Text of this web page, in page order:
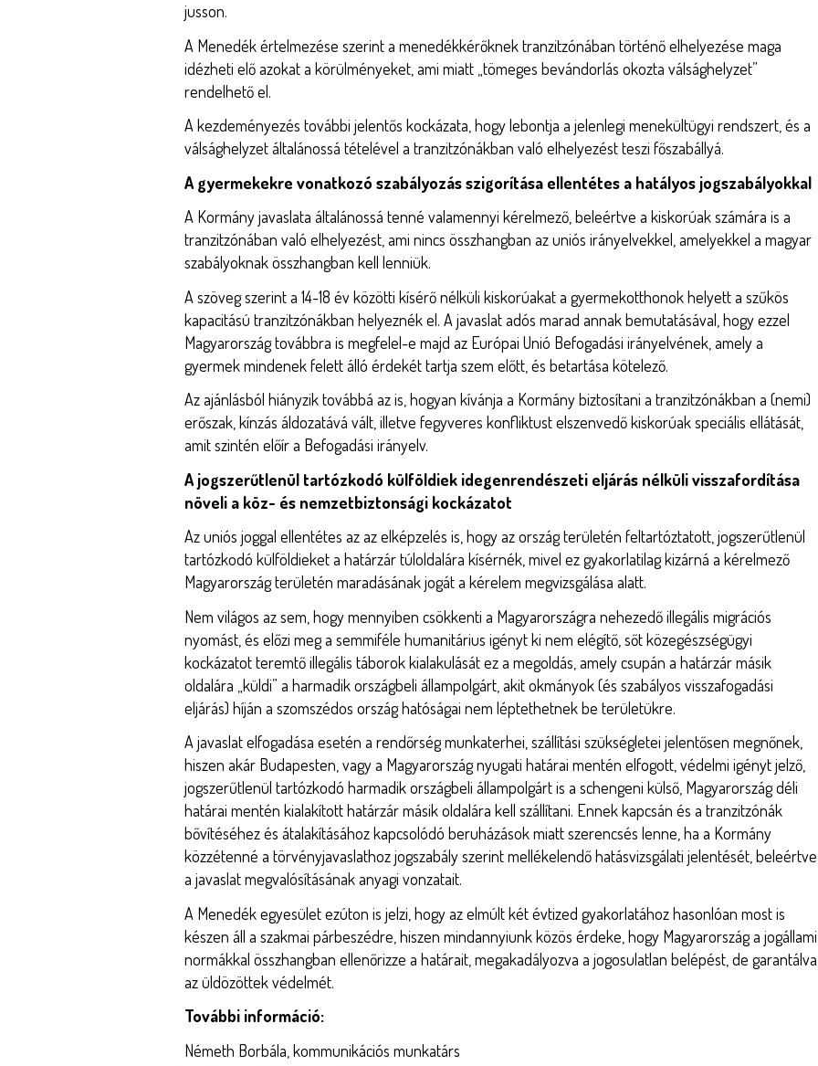
jusson.
A Menedék értelmezése szerint a menedékkérőknek tranzitzónában történő elhelyezése maga
idézheti elő azokat a körülményeket, ami miatt „tömeges bevándorlás okozta válsághelyzet”
rendelhető el.
A kezdeményezés további jelentős kockázata, hogy lebontja a jelenlegi menekültügyi rendszert, és a
válsághelyzet általánossá tételével a tranzitzónákban való elhelyezést teszi főszabállyá.
A gyermekekre vonatkozó szabályozás szigorítása ellentétes a hatályos jogszabályokkal
A Kormány javaslata általánossá tenné valamennyi kérelmező, beleértve a kiskorúak számára is a
tranzitzónában való elhelyezést, ami nincs összhangban az uniós irányelvekkel, amelyekkel a magyar
szabályoknak összhangban kell lenniük.
A szöveg szerint a 14-18 év közötti kísérő nélküli kiskorúakat a gyermekotthonok helyett a szűkös
kapacitású tranzitzónákban helyeznék el. A javaslat adós marad annak bemutatásával, hogy ezzel
Magyarország továbbra is megfelel-e majd az Európai Unió Befogadási irányelvének, amely a
gyermek mindenek felett álló érdekét tartja szem előtt, és betartása kötelező.
Az ajánlásból hiányzik továbbá az is, hogyan kívánja a Kormány biztosítani a tranzitzónákban a (nemi)
erőszak, kínzás áldozatává vált, illetve fegyveres konfliktust elszenvedő kiskorúak speciális ellátását,
amit szintén előír a Befogadási irányelv.
A jogszerűtlenül tartózkodó külföldiek idegenrendészeti eljárás nélküli visszafordítása
növeli a köz- és nemzetbiztonsági kockázatot
Az uniós joggal ellentétes az az elképzelés is, hogy az ország területén feltartóztatott, jogszerűtlenül
tartózkodó külföldieket a határzár túloldalára kísérnék, mivel ez gyakorlatilag kizárná a kérelmező
Magyarország területén maradásának jogát a kérelem megvizsgálása alatt.
Nem világos az sem, hogy mennyiben csökkenti a Magyarországra nehezedő illegális migrációs
nyomást, és előzi meg a semmiféle humanitárius igényt ki nem elégítő, sőt közegészségügyi
kockázatot teremtő illegális táborok kialakulását ez a megoldás, amely csupán a határzár másik
oldalára „küldi” a harmadik országbeli állampolgárt, akit okmányok (és szabályos visszafogadási
eljárás) híján a szomszédos ország hatóságai nem léptethetnek be területükre.
A javaslat elfogadása esetén a rendőrség munkaterhei, szállítási szükségletei jelentősen megnőnek,
hiszen akár Budapesten, vagy a Magyarország nyugati határai mentén elfogott, védelmi igényt jelző,
jogszerűtlenül tartózkodó harmadik országbeli állampolgárt is a schengeni külső, Magyarország déli
határai mentén kialakított határzár másik oldalára kell szállítani. Ennek kapcsán és a tranzitzónák
bővítéséhez és átalakításához kapcsolódó beruházások miatt szerencsés lenne, ha a Kormány
közzétenné a törvényjavaslathoz jogszabály szerint mellékelendő hatásvizsgálati jelentését, beleértve
a javaslat megvalósításának anyagi vonzatait.
A Menedék egyesület ezúton is jelzi, hogy az elmúlt két évtized gyakorlatához hasonlóan most is
készen áll a szakmai párbeszédre, hiszen mindannyiunk közös érdeke, hogy Magyarország a jogállami
normákkal összhangban ellenőrizze a határait, megakadályozva a jogosulatlan belépést, de garantálva
az üldözöttek védelmét.
További információ:
Németh Borbála, kommunikációs munkatárs